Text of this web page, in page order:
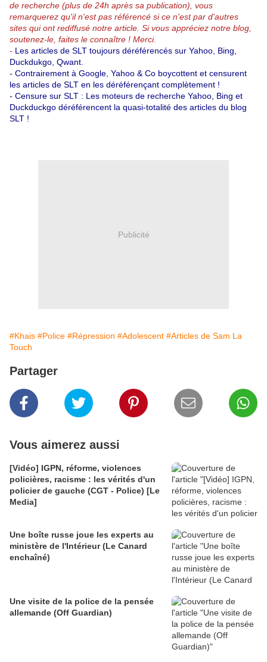
de recherche (plus de 24h après sa publication), vous
remarquerez qu'il n'est pas référencé si ce n'est par d'autres
sites qui ont rediffusé notre article. Si vous appréciez notre blog,
soutenez-le, faites le connaître ! Merci.
- Les articles de SLT toujours déréférencés sur Yahoo, Bing,
Duckdukgo, Qwant.
- Contrairement à Google, Yahoo & Co boycottent et censurent
les articles de SLT en les déréférençant complètement !
- Censure sur SLT : Les moteurs de recherche Yahoo, Bing et
Duckduckgo déréférencent la quasi-totalité des articles du blog
SLT !
Publicité
#Khais #Police #Répression #Adolescent #Articles de Sam La
Touch
Partager
Vous aimerez aussi
[Vidéo] IGPN, réforme, violences
policières, racisme : les vérités d'un
policier de gauche (CGT - Police) [Le
Media]
Une boîte russe joue les experts au
ministère de l'Intérieur (Le Canard
enchaîné)
Une visite de la police de la pensée
allemande (Off Guardian)